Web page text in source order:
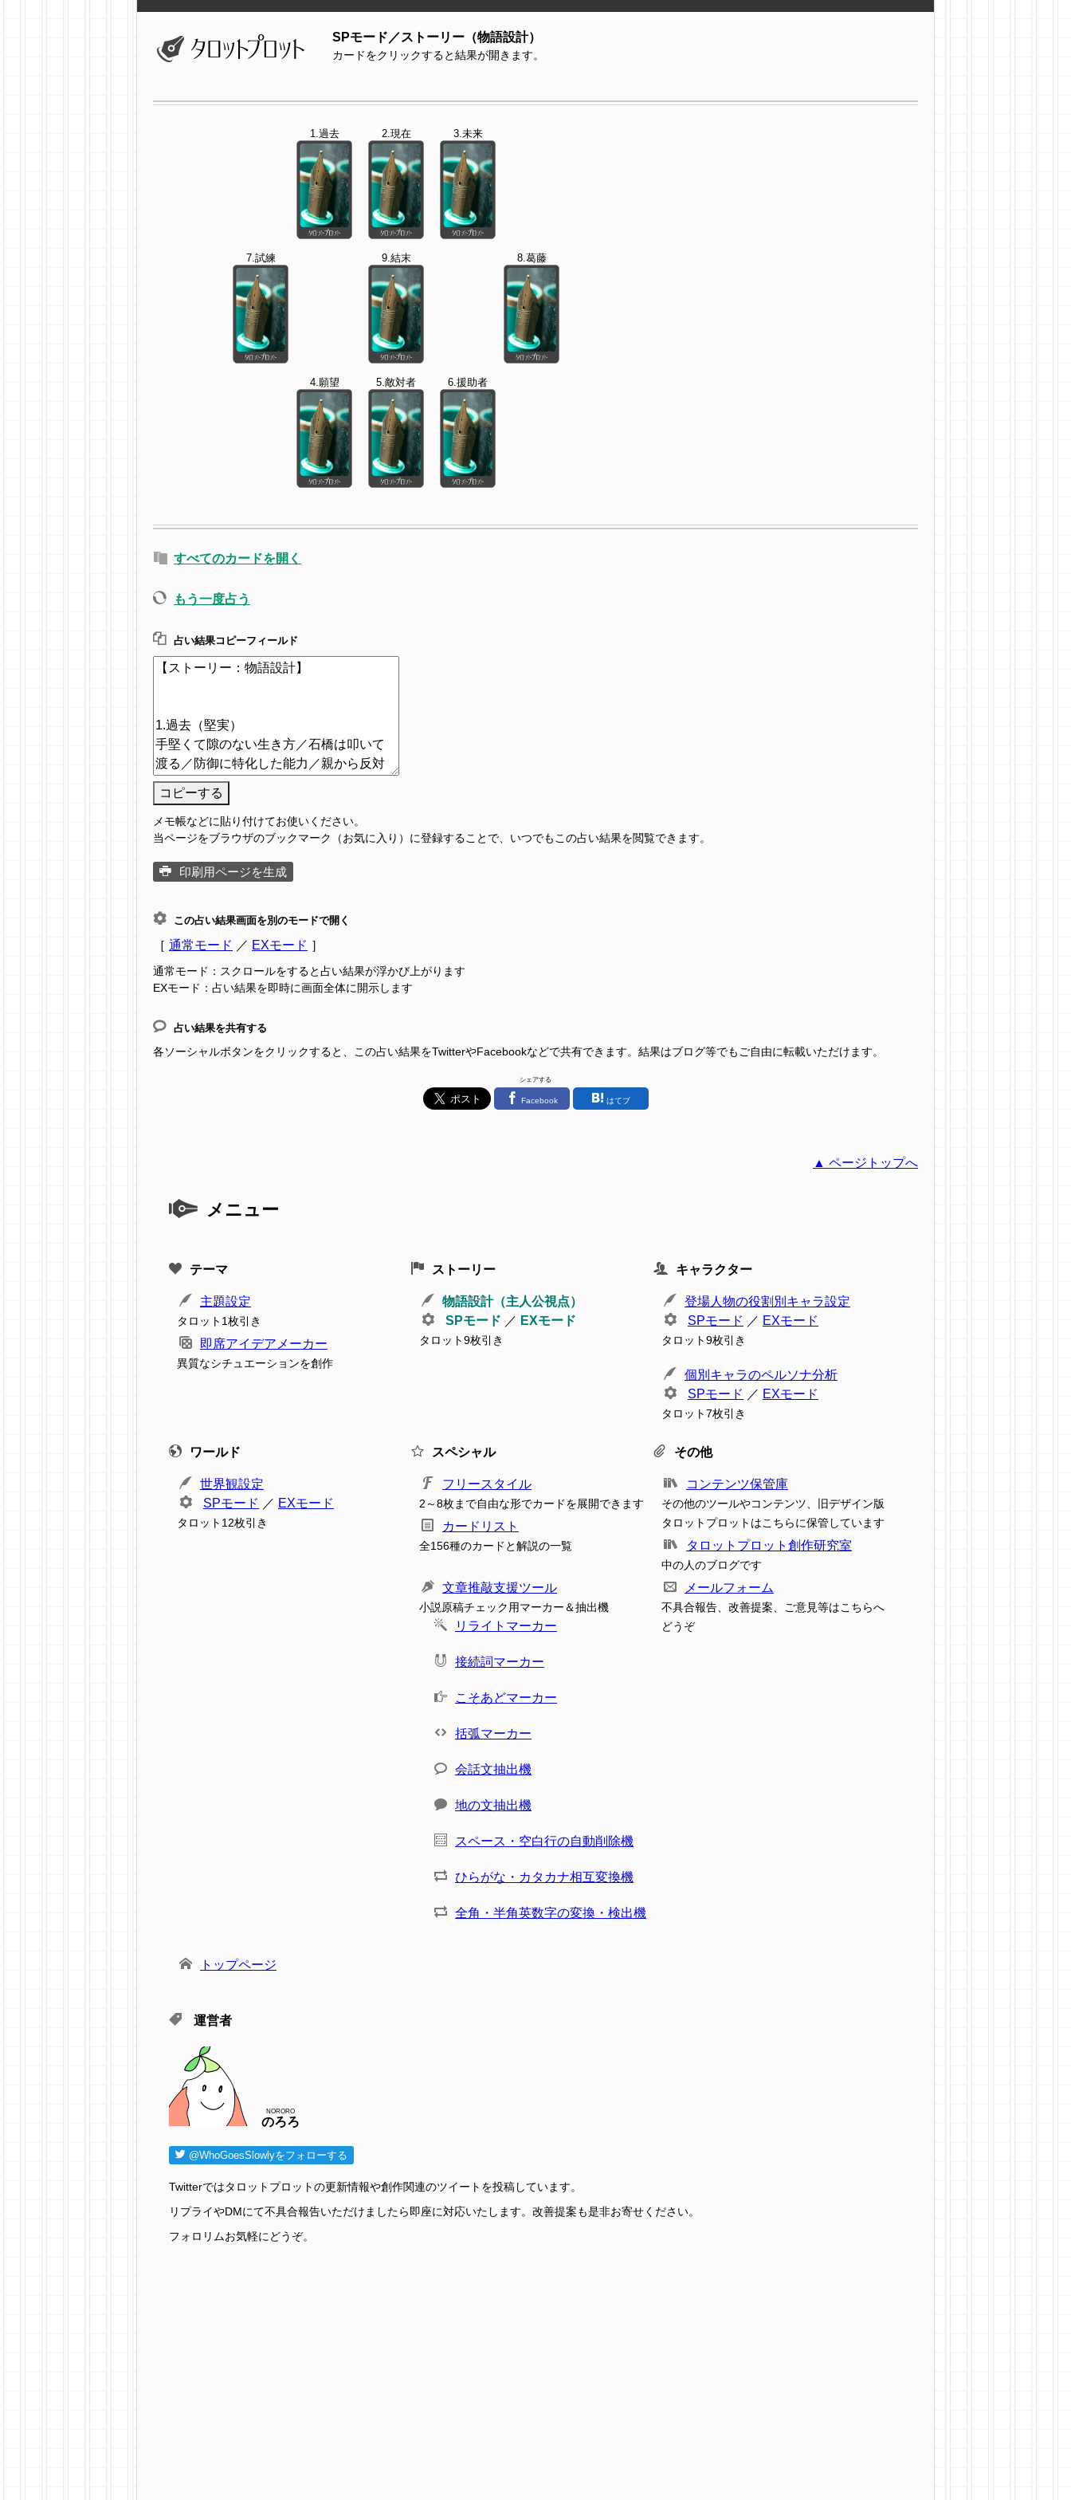
SPモード／ストーリー（物語設計）
カードをクリックすると結果が開きます。
1.過去 2.現在 3.未来
7.試練 9.結末 8.葛藤
4.願望 5.敵対者 6.援助者
すべてのカードを開く
もう一度占う
占い結果コピーフィールド
コピーする
メモ帳などに貼り付けてお使いください。
当ページをブラウザのブックマーク（お気に入り）に登録することで、いつでもこの占い結果を閲覧できます。
印刷用ページを生成
この占い結果画面を別のモードで開く
［ 通常モード ／ EXモード ］
通常モード：スクロールをすると占い結果が浮かび上がります
EXモード：占い結果を即時に画面全体に開示します
占い結果を共有する
各ソーシャルボタンをクリックすると、この占い結果をTwitterやFacebookなどで共有できます。結果はブログ等でもご自由に転載いただけます。
シェアする
Facebook はてブ
▲ ページトップへ
メニュー
テーマ
主題設定
タロット1枚引き
即席アイデアメーカー
異質なシチュエーションを創作
ストーリー
物語設計（主人公視点）
SPモード ／ EXモード
タロット9枚引き
キャラクター
登場人物の役割別キャラ設定
SPモード ／ EXモード
タロット9枚引き
個別キャラのペルソナ分析
SPモード ／ EXモード
タロット7枚引き
ワールド
世界観設定
SPモード ／ EXモード
タロット12枚引き
スペシャル
フリースタイル
2～8枚まで自由な形でカードを展開できます
カードリスト
全156種のカードと解説の一覧
文章推敲支援ツール
小説原稿チェック用マーカー＆抽出機
リライトマーカー
接続詞マーカー
こそあどマーカー
括弧マーカー
会話文抽出機
地の文抽出機
スペース・空白行の自動削除機
ひらがな・カタカナ相互変換機
全角・半角英数字の変換・検出機
その他
コンテンツ保管庫
その他のツールやコンテンツ、旧デザイン版
タロットプロットはこちらに保管しています
タロットプロット創作研究室
中の人のブログです
メールフォーム
不具合報告、改善提案、ご意見等はこちらへ
どうぞ
トップページ
運営者
のろろ
NORORO
@WhoGoesSlowlyをフォローする
Twitterではタロットプロットの更新情報や創作関連のツイートを投稿しています。
リプライやDMにて不具合報告いただけましたら即座に対応いたします。改善提案も是非お寄せください。
フォロリムお気軽にどうぞ。